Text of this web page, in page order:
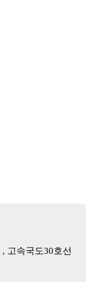
고속국도30호선